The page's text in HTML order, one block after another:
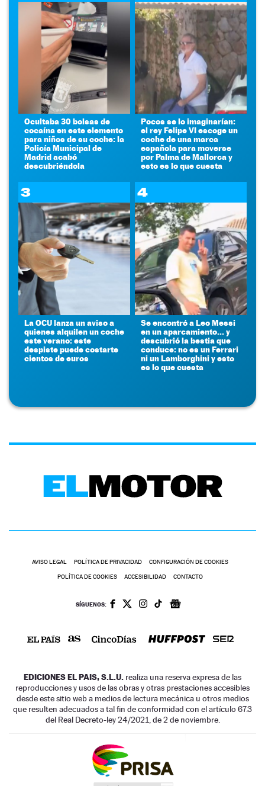
Ocultaba 30 bolsas de
cocaína en este elemento
para niños de su coche: la
Policía Municipal de
Madrid acabó
descubriéndola
Pocos se lo imaginarían:
el rey Felipe VI escoge un
coche de una marca
española para moverse
por Palma de Mallorca y
esto es lo que cuesta
3
La OCU lanza un aviso a
quienes alquilen un coche
este verano: este
despiste puede costarte
cientos de euros
4
Se encontró a Leo Messi
en un aparcamiento... y
descubrió la bestia que
conduce: no es un Ferrari
ni un Lamborghini y esto
es lo que cuesta
AVISO LEGAL POLÍTICA DE PRIVACIDAD CONFIGURACIÓN DE COOKIES
POLÍTICA DE COOKIES ACCESIBILIDAD CONTACTO
SÍGUENOS:
EDICIONES EL PAIS, S.L.U. realiza una reserva expresa de las
reproducciones y usos de las obras y otras prestaciones accesibles
desde este sitio web a medios de lectura mecánica u otros medios
que resulten adecuados a tal fin de conformidad con el artículo 67.3
del Real Decreto-ley 24/2021, de 2 de noviembre.